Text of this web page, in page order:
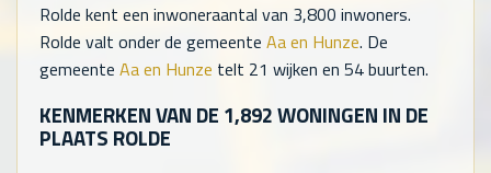
Rolde kent een inwoneraantal van 3,800 inwoners.
Rolde valt onder de gemeente Aa en Hunze. De
gemeente Aa en Hunze telt 21 wijken en 54buurten.
KENMERKEN VAN DE 1,892WONINGEN IN DE
PLAATS ROLDE